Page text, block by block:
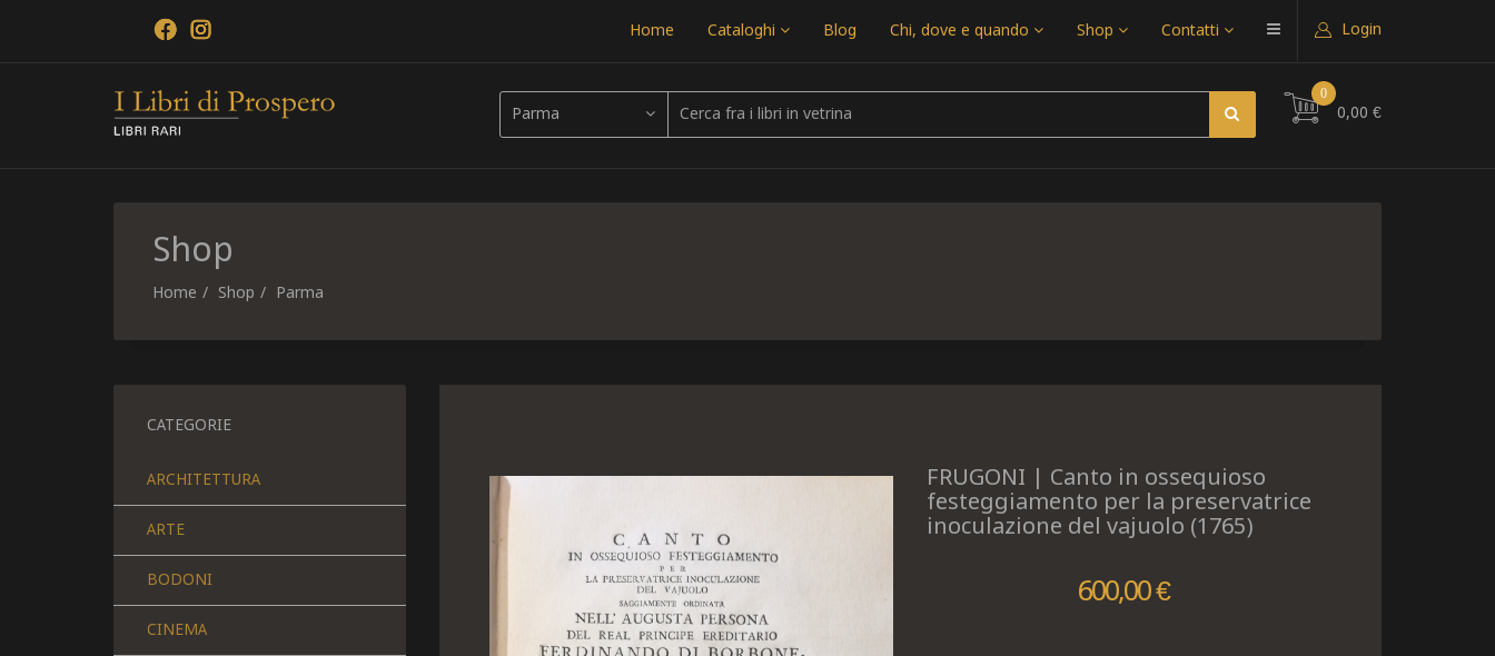
Home Cataloghi Blog Chi, dove e quando Shop Contatti Login
0
0,00 €
Parma
Shop
Home Shop Parma
CATEGORIE
ARCHITETTURA
ARTE
BODONI
CINEMA
FRUGONI | Canto in ossequioso
festeggiamento per la preservatrice
inoculazione del vajuolo (1765)
600,00 €